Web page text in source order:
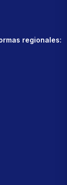
regionales: